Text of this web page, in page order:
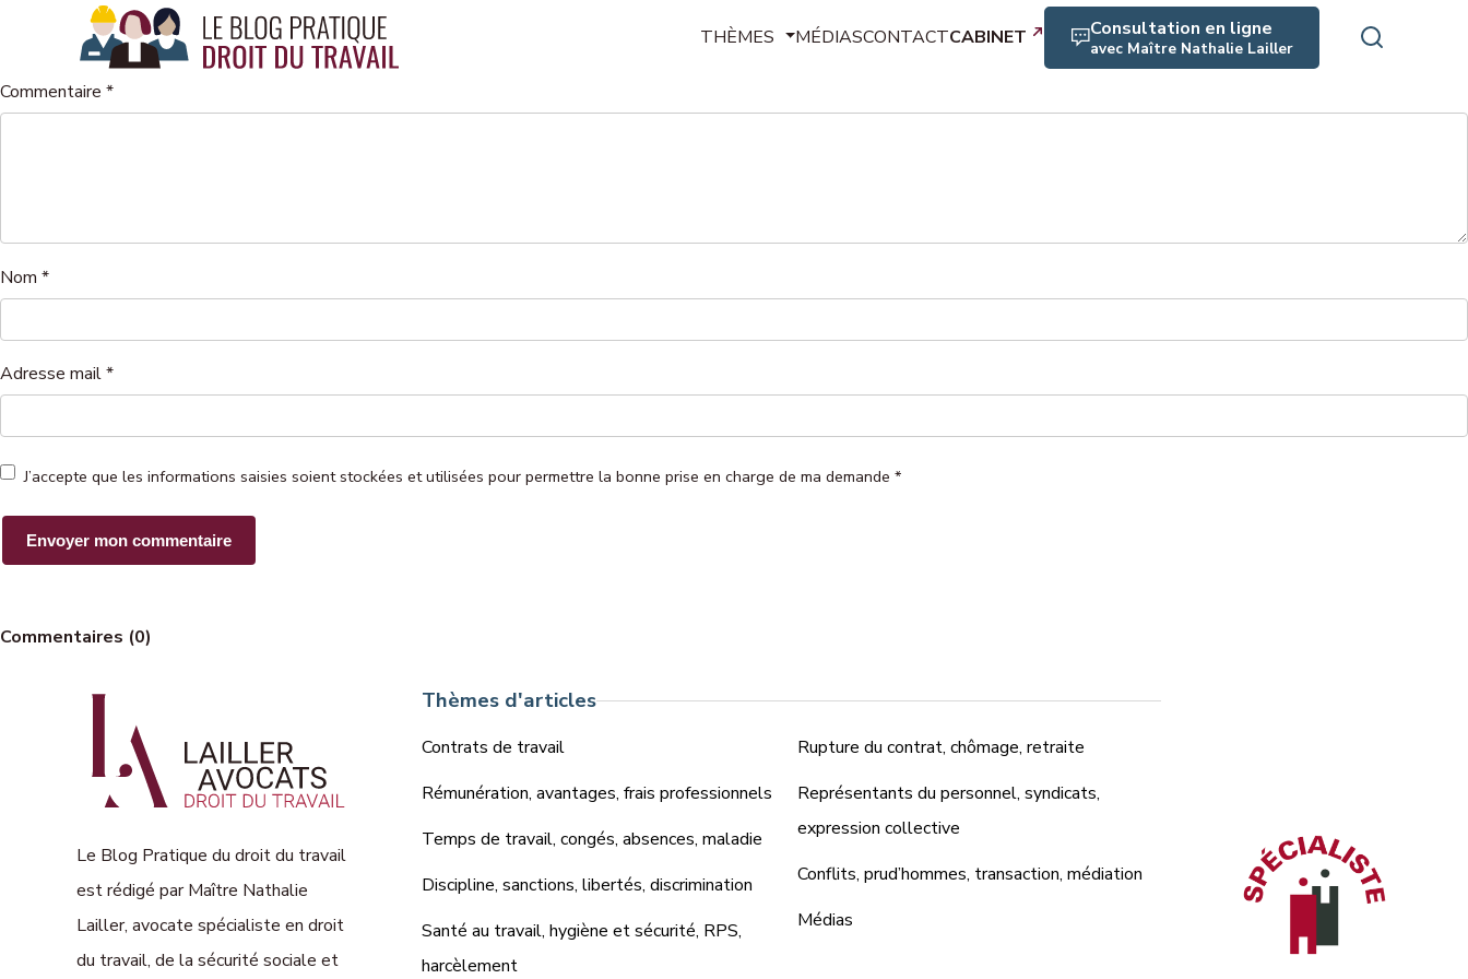
Panneau de gestion des cookies
THÈMES
Contrats de travail
Santé au travail, hygiène et sécurité, RPS, harcèlement
Représentants du personnel, syndicats, expression collective
MÉDIASCONTACTCABINET Consultation en ligne
avec Maître Nathalie Lailler
Commentaire *
Nom *
Adresse mail*
J’accepte que les informations saisies soient stockées et utilisées pour permettre la bonne prise en charge de ma demande *
Commentaires (0)
Le Blog Pratique du droit du travail
est rédigé par Maître Nathalie
Lailler, avocate spécialiste en droit
du travail, de la sécurité sociale et
Thèmes d'articles
Contrats de travail
Rémunération, avantages, frais professionnels
Temps de travail, congés, absences, maladie
Discipline, sanctions, libertés, discrimination
Santé au travail, hygiène et sécurité, RPS,
harcèlement
Rupture du contrat, chômage, retraite
Représentants du personnel, syndicats,
expression collective
Conflits, prud’hommes, transaction, médiation
Médias